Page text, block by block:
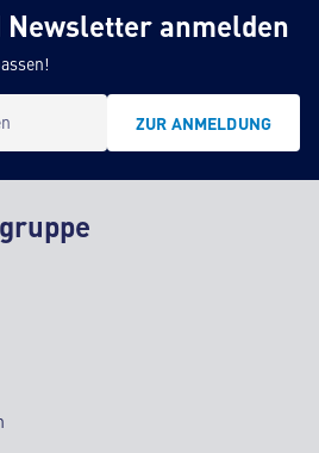
Newsletter anmelden
ZUR ANMELDUNG